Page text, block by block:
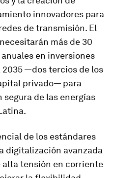
innovadores para
de transmisión. El
más de 30
en inversiones
—dos tercios de los
privado— para
de las energías
de los estándares
digitalización avanzada
tensión en corriente